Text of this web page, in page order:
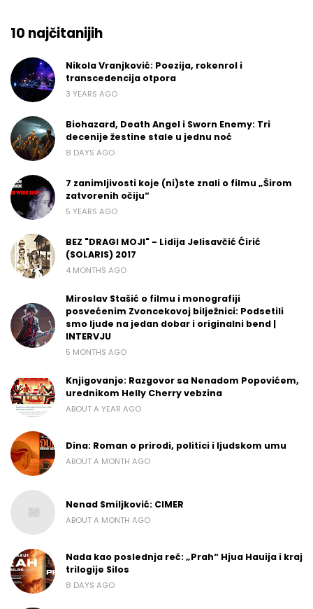
10 najčitanijih
Nikola Vranjković: Poezija, rokenrol i
transcedencija otpora
3 YEARS AGO
Biohazard, Death Angel i Sworn Enemy: Tri
decenije žestine stale u jednu noć
8 DAYS AGO
7 zanimljivosti koje (ni)ste znali o filmu „Širom
zatvorenih očiju“
5 YEARS AGO
BEZ "DRAGI MOJI" - Lidija Jelisavčić Ćirić
(SOLARIS) 2017
4 MONTHS AGO
Miroslav Stašić o filmu i monografiji
posvećenim Zvoncekovoj bilježnici: Podsetili
smo ljude na jedan dobar i originalni bend |
INTERVJU
5 MONTHS AGO
Knjigovanje: Razgovor sa Nenadom Popovićem,
urednikom Helly Cherry vebzina
ABOUT A YEAR AGO
Dina: Roman o prirodi, politici i ljudskom umu
ABOUT A MONTH AGO
Nenad Smiljković: CIMER
ABOUT A MONTH AGO
Nada kao poslednja reč: „Prah“ Hjua Hauija i kraj
trilogije Silos
8 DAYS AGO